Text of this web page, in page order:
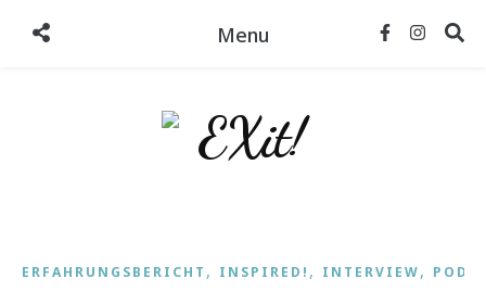
Menu
ERFAHRUNGSBERICHT , INSPIRED! , INTERVIEW,